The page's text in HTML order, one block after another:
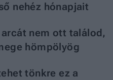
nehéz hónapjait
nem ott találod,
hömpölyög
tönkre ez a